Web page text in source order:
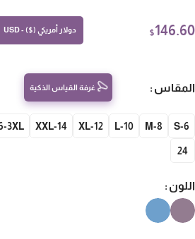
$ دولار أمريكي ($) - USD
غرفة القياس الذكية
S-
10-L
12-XL
14-XXL
16-3XL
24